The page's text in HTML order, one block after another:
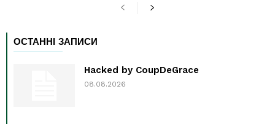
ОСТАННІ ЗАПИСИ
Hacked by CoupDeGrace
08.08.2026